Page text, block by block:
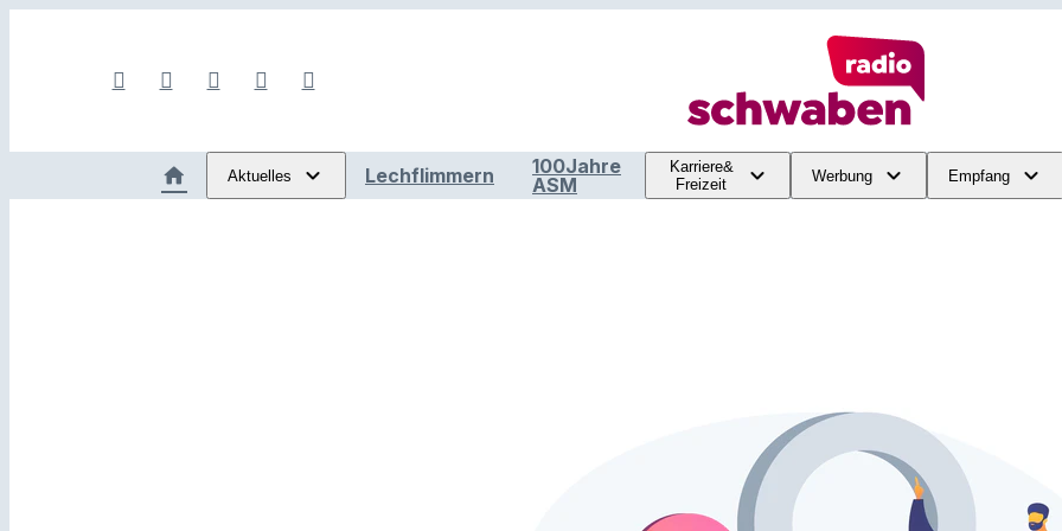
Aktuelles Lechflimmern
100Jahre
ASM
Karriere&
Freizeit
Werbung Empfang